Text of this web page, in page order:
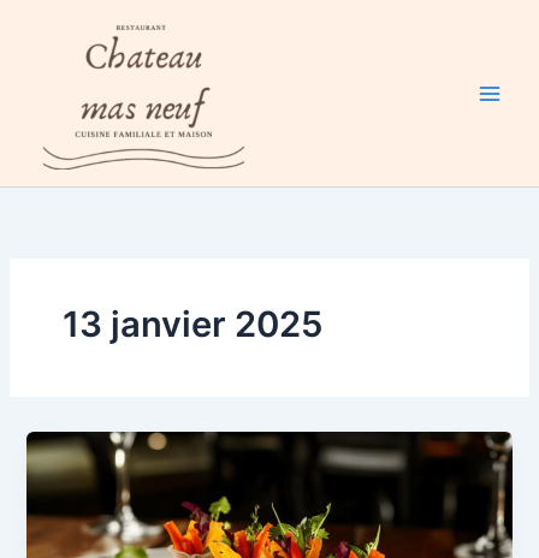
13 janvier 2025